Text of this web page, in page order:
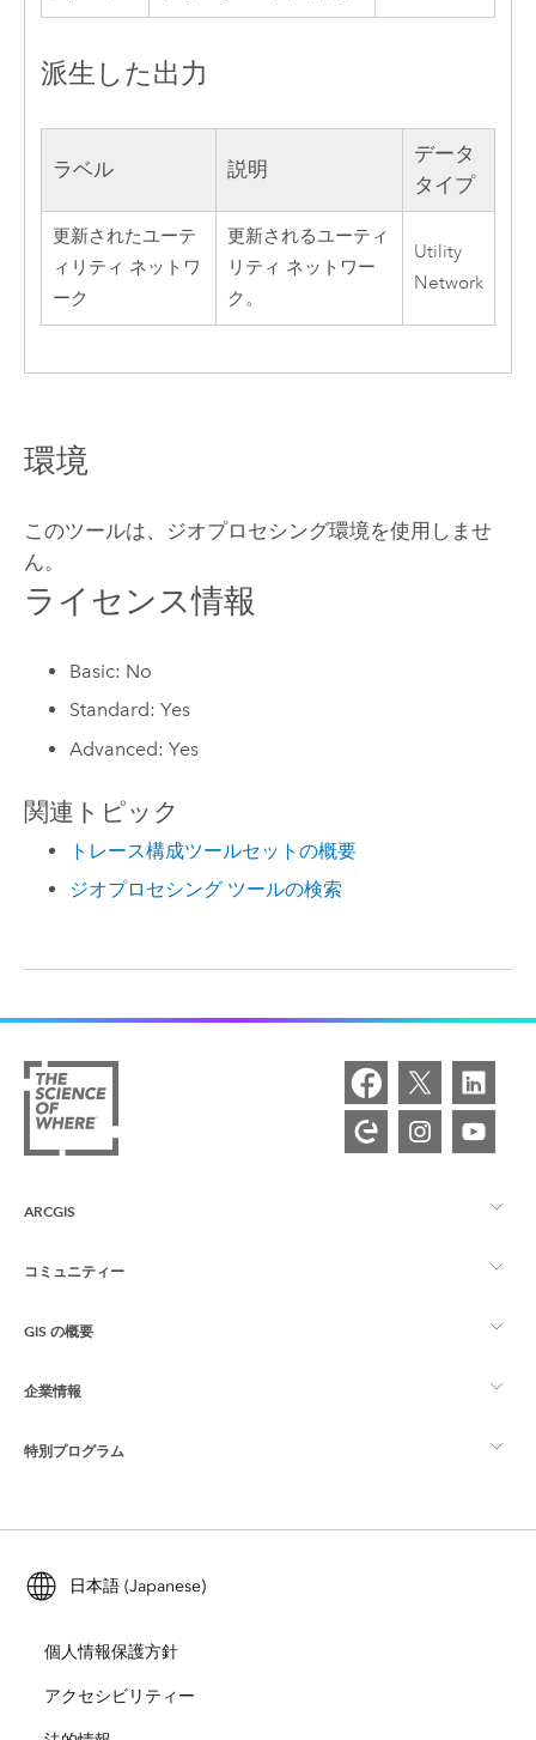
派生した出力
ラベル 説明
データ
タイプ
更新されたユーテ
ィリティ ネットワ
ーク
更新されるユーティ
リティ ネットワー
ク。
Utility
Network
環境
このツールは、ジオプロセシング環境を使用しませ
ん。
ライセンス情報
Basic: No
Standard: Yes
Advanced: Yes
関連トピック
トレース構成ツールセットの概要
ジオプロセシング ツールの検索
ARCGIS
ArcGIS の概要
マッピング
コミュニティー
Esri Community
ArcGIS ブログ
ユーザー調査およびテスト
Esri Young Professionals Network
GIS の概要
GIS とは
ロケーション インテリジェンス
トレーニング
ArcUser
ArcNews
ArcWatch
企業情報
Esri について
採用情報
オープンビジョン
特別プログラム
ArcGIS for Student Use
自然保護
日本語 (Japanese)
個人情報保護方針
アクセシビリティー